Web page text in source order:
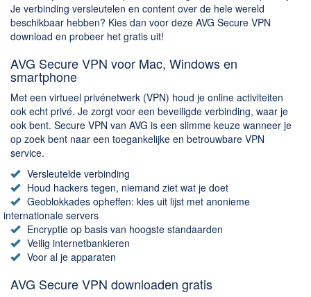
Veilig online
Productiviteit
Adresboek en contacten
Planning en organisatie
Tekst en Administratie
Overige
Algemeen
Chatten en bellen
Dating apps
Parkeer apps
Rar en Zip (Compressie - Unzip)
Shopping
Spelletjes en Games
Je verbinding versleutelen en content over de hele wereld
beschikbaar hebben? Kies dan voor deze AVG Secure VPN
download en probeer het gratis uit!
AVG Secure VPN voor Mac, Windows en
smartphone
Met een virtueel privénetwerk (VPN) houd je online activiteiten
ook echt privé. Je zorgt voor een beveiligde verbinding, waar je
ook bent. Secure VPN van AVG is een slimme keuze wanneer je
op zoek bent naar een toegankelijke en betrouwbare VPN
service.
Versleutelde verbinding
Houd hackers tegen, niemand ziet wat je doet
Geoblokkades opheffen: kies uit lijst met anonieme
internationale servers
Encryptie op basis van hoogste standaarden
Veilig internetbankieren
Voor al je apparaten
AVG Secure VPN downloaden gratis